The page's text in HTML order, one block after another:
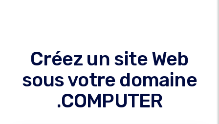
Créez un site Web
sous votre domaine
.COMPUTER